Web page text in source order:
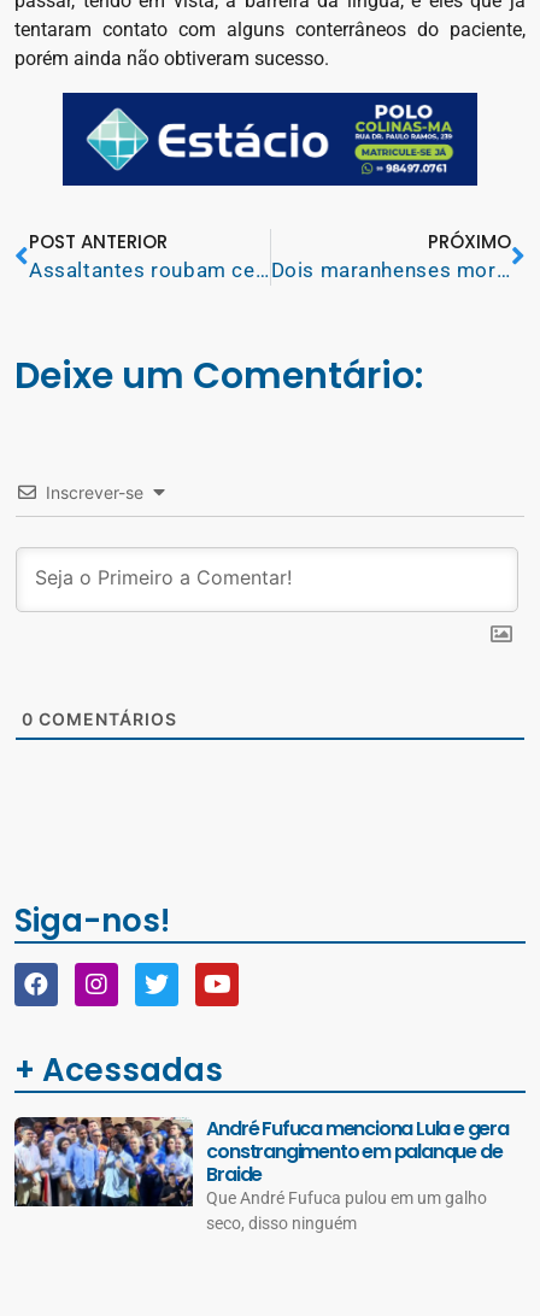
tentaram contato com alguns conterrâneos do paciente,
porém ainda não obtiveram sucesso.
POST ANTERIOR
Assaltantes roubam cerca de R$ 35 mil em bens na cidade de Paço do Lumiar, região metropolitana de São Luís
PRÓXIMO
Dois maranhenses morrem e outros três seguem desaparecidos na tragédia do litoral paulista
Deixe um Comentário:
Inscrever-se
0 COMENTÁRIOS
Siga-nos!
+ Acessadas
André Fufuca menciona Lula e gera
constrangimento em palanque de
Braide
Que André Fufuca pulou em um galho
seco, disso ninguém